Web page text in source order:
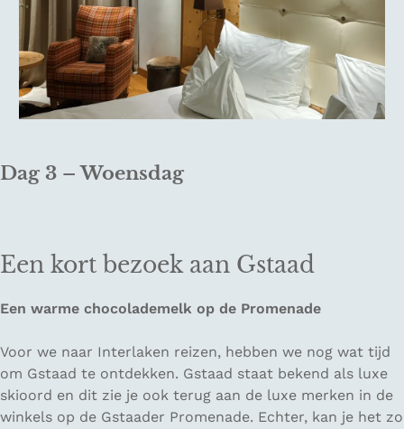
Dag 3 – Woensdag
Een kort bezoek aan Gstaad
Een warme chocolademelk op de Promenade
Voor we naar Interlaken reizen, hebben we nog wat tijd
om Gstaad te ontdekken. Gstaad staat bekend als luxe
skioord en dit zie je ook terug aan de luxe merken in de
winkels op de Gstaader Promenade. Echter, kan je het zo